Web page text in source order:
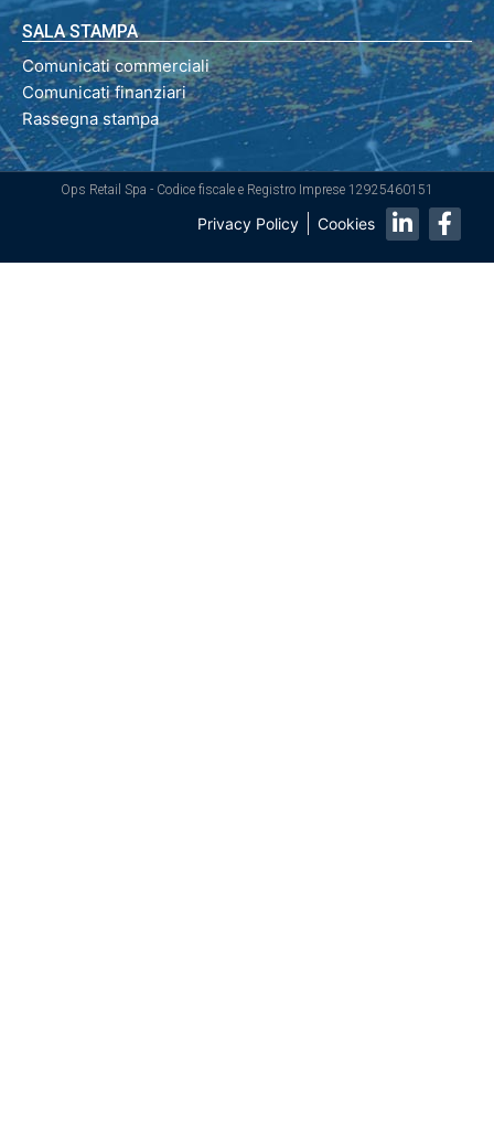
SALA STAMPA
Comunicati commerciali
Comunicati finanziari
Rassegna stampa
Ops Retail Spa - Codice fiscale e Registro Imprese 12925460151
Privacy Policy Cookies